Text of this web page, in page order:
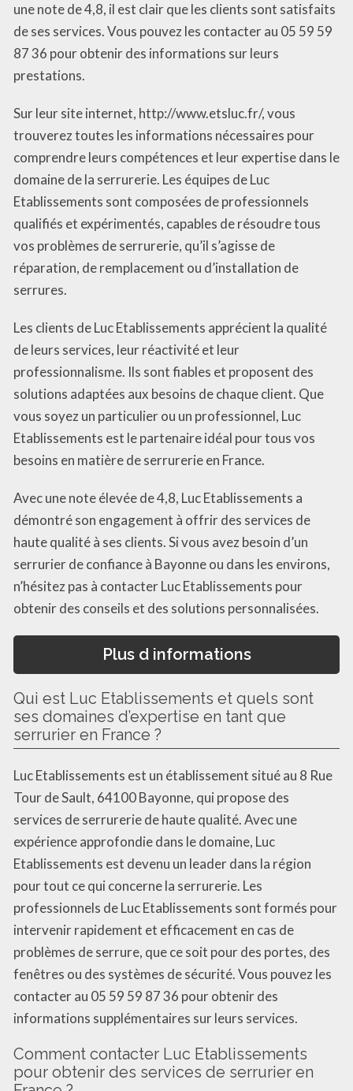
une note de 4,8, il est clair que les clients sont satisfaits
de ses services. Vous pouvez les contacter au 05 59 59
87 36 pour obtenir des informations sur leurs
prestations.
Sur leur site internet, http://www.etsluc.fr/, vous
trouverez toutes les informations nécessaires pour
comprendre leurs compétences et leur expertise dans le
domaine de la serrurerie. Les équipes de Luc
Etablissements sont composées de professionnels
qualifiés et expérimentés, capables de résoudre tous
vos problèmes de serrurerie, qu’il s’agisse de
réparation, de remplacement ou d’installation de
serrures.
Les clients de Luc Etablissements apprécient la qualité
de leurs services, leur réactivité et leur
professionnalisme. Ils sont fiables et proposent des
solutions adaptées aux besoins de chaque client. Que
vous soyez un particulier ou un professionnel, Luc
Etablissements est le partenaire idéal pour tous vos
besoins en matière de serrurerie en France.
Avec une note élevée de 4,8, Luc Etablissements a
démontré son engagement à offrir des services de
haute qualité à ses clients. Si vous avez besoin d’un
serrurier de confiance à Bayonne ou dans les environs,
n’hésitez pas à contacter Luc Etablissements pour
obtenir des conseils et des solutions personnalisées.
Plus d informations
Qui est Luc Etablissements et quels sont
ses domaines d’expertise en tant que
serrurier en France ?
Luc Etablissements est un établissement situé au 8 Rue
Tour de Sault, 64100 Bayonne, qui propose des
services de serrurerie de haute qualité. Avec une
expérience approfondie dans le domaine, Luc
Etablissements est devenu un leader dans la région
pour tout ce qui concerne la serrurerie. Les
professionnels de Luc Etablissements sont formés pour
intervenir rapidement et efficacement en cas de
problèmes de serrure, que ce soit pour des portes, des
fenêtres ou des systèmes de sécurité. Vous pouvez les
contacter au 05 59 59 87 36 pour obtenir des
informations supplémentaires sur leurs services.
Comment contacter Luc Etablissements
pour obtenir des services de serrurier en